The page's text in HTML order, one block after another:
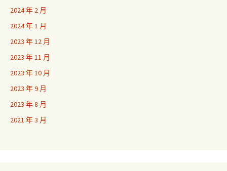
2024 年 2 月
2024 年 1 月
2023 年 12 月
2023 年 11 月
2023 年 10 月
2023 年 9 月
2023 年 8 月
2021 年 3 月